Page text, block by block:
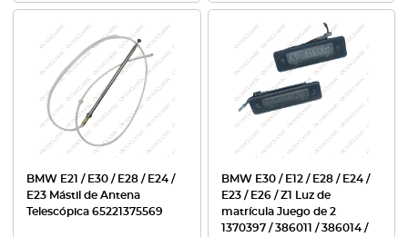
BMW E21 / E30 / E28 / E24 /
E23 Mástil de Antena
Telescópica 65221375569
BMW E30 / E12 / E28 / E24 /
E23 / E26 / Z1 Luz de
matrícula Juego de 2
1370397 / 386011 / 386014 /